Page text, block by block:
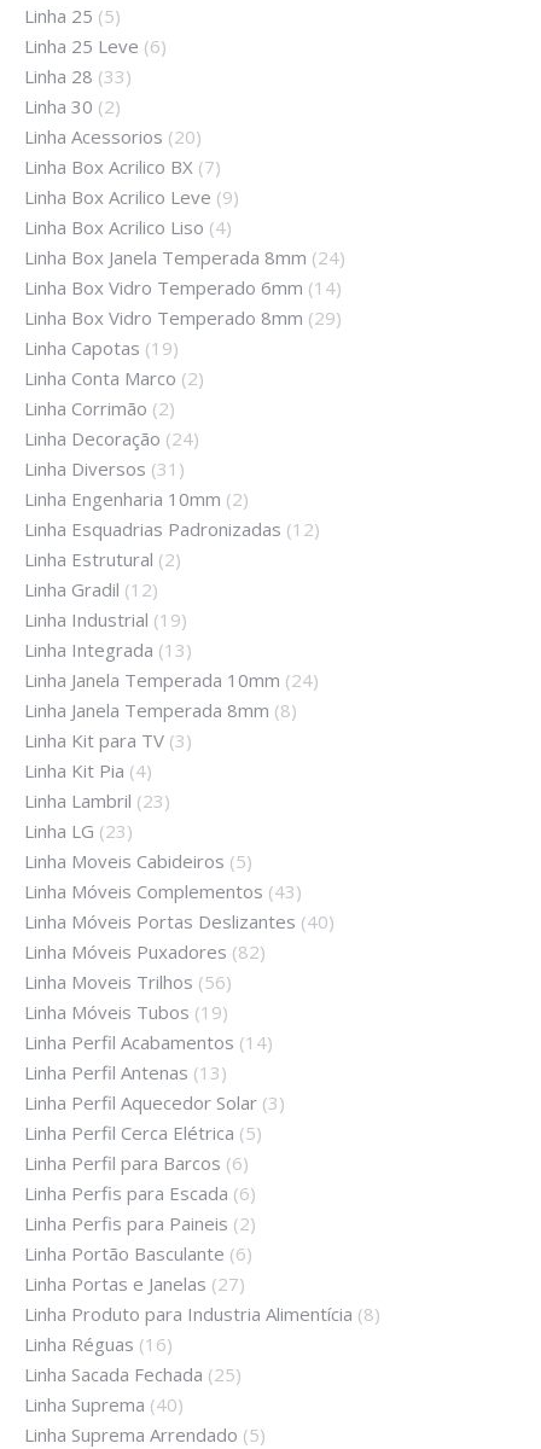
Linha 25 (5)
Linha 25 Leve (6)
Linha 28 (33)
Linha 30 (2)
Linha Acessorios (20)
Linha Box Acrilico BX (7)
Linha Box Acrilico Leve (9)
Linha Box Acrilico Liso (4)
Linha Box Janela Temperada 8mm (24)
Linha Box Vidro Temperado 6mm (14)
Linha Box Vidro Temperado 8mm (29)
Linha Capotas (19)
Linha Conta Marco (2)
Linha Corrimão (2)
Linha Decoração (24)
Linha Diversos (31)
Linha Engenharia 10mm (2)
Linha Esquadrias Padronizadas (12)
Linha Estrutural (2)
Linha Gradil (12)
Linha Industrial (19)
Linha Integrada (13)
Linha Janela Temperada 10mm (24)
Linha Janela Temperada 8mm (8)
Linha Kit para TV (3)
Linha Kit Pia (4)
Linha Lambril (23)
Linha LG (23)
Linha Moveis Cabideiros (5)
Linha Móveis Complementos (43)
Linha Móveis Portas Deslizantes (40)
Linha Móveis Puxadores (82)
Linha Moveis Trilhos (56)
Linha Móveis Tubos (19)
Linha Perfil Acabamentos (14)
Linha Perfil Antenas (13)
Linha Perfil Aquecedor Solar (3)
Linha Perfil Cerca Elétrica (5)
Linha Perfil para Barcos (6)
Linha Perfis para Escada (6)
Linha Perfis para Paineis (2)
Linha Portão Basculante (6)
Linha Portas e Janelas (27)
Linha Produto para Industria Alimentícia (8)
Linha Réguas (16)
Linha Sacada Fechada (25)
Linha Suprema (40)
Linha Suprema Arrendado (5)